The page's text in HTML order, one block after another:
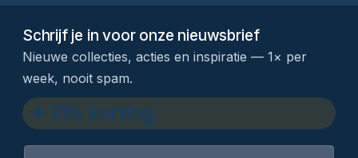
Schrijf je in voor onze nieuwsbrief
Nieuwe collecties, acties en inspiratie — 1× per
week, nooit spam.
✦ 10% korting